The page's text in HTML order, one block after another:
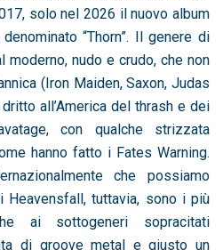
solo nel 2026 il nuovo album
“Thorn”. Il genere di
moderno, nudo e crudo, che non
(Iron Maiden, Saxon, Judas
all’America del thrash e dei
con qualche strizzata
hanno fatto i Fates Warning.
che possiamo
Heavensfall, tuttavia, sono i più
ai sottogeneri sopracitati
di groove metal e giusto un